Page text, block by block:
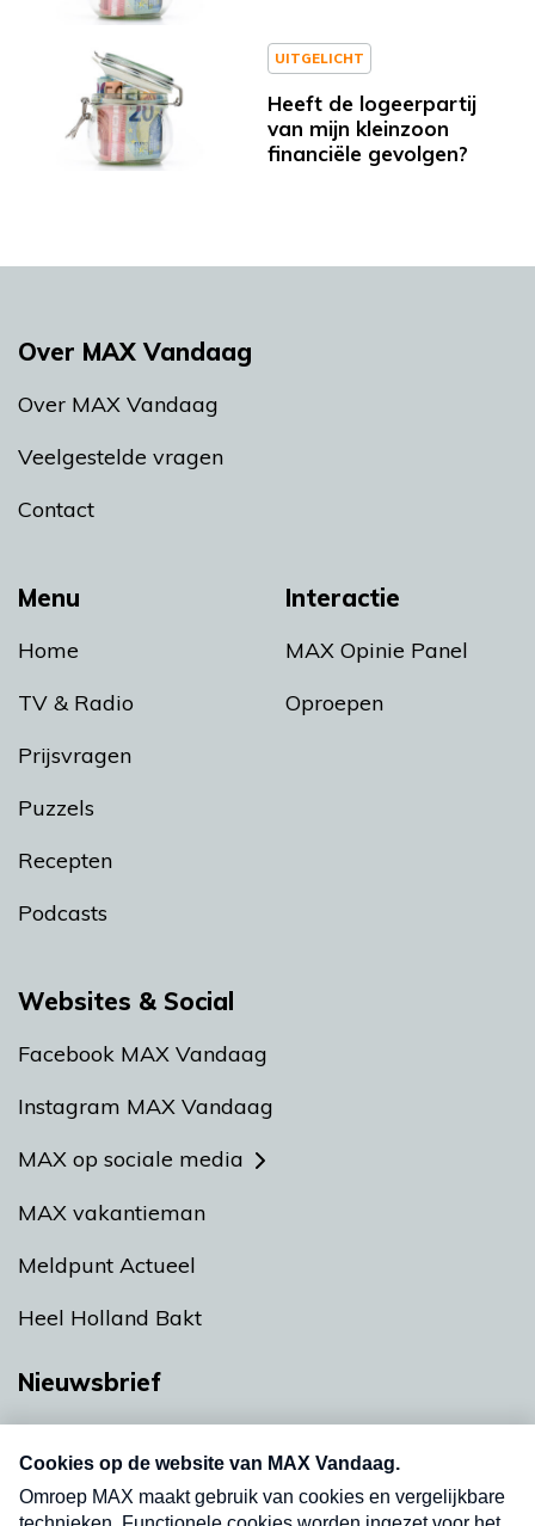
UITGELICHT
Heeft de logeerpartij
van mijn kleinzoon
financiële gevolgen?
Menu
Home
TV & Radio
Prijsvragen
Puzzels
Recepten
Podcasts
Interactie
MAX Opinie Panel
Oproepen
Over MAX Vandaag
Over MAX Vandaag
Veelgestelde vragen
Contact
Websites & Social
Facebook MAX Vandaag
Instagram MAX Vandaag
MAX op sociale media
MAX vakantieman
Meldpunt Actueel
Heel Holland Bakt
Nieuwsbrief
nieuwsbrief. Elke vrijdag- en dinsdagochtend in
uw mailbox.